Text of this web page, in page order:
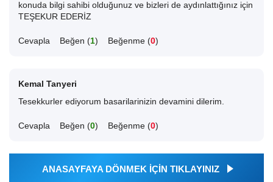
konuda bilgi sahibi olduğunuz ve bizleri de aydınlattığınız için
TEŞEKUR EDERİZ
Cevapla Beğen (1) Beğenme (0)
Kemal Tanyeri
Tesekkurler ediyorum basarilarinizin devamini dilerim.
Cevapla Beğen (0) Beğenme (0)
ANASAYFAYA DÖNMEK İÇİN TIKLAYINIZ